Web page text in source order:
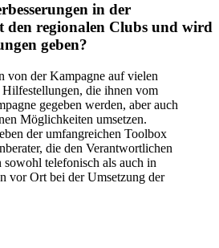
in der
den regionalen Clubs und wird
geben?
von der Kampagne auf vielen
Hilfestellungen, die ihnen vom
gegeben werden, aber auch
Möglichkeiten umsetzen.
der umfangreichen Toolbox
die den Verantwortlichen
telefonisch als auch in
vor Ort bei der Umsetzung der